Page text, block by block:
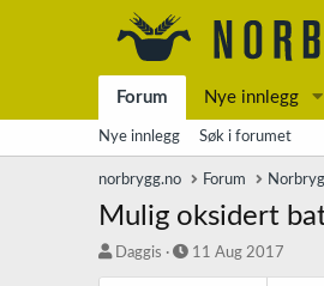
Forum Nye innlegg
Nye innlegg Søk i forumet
norbrygg.no Forum
Mulig oksidert
T
Daggis
S11 Aug 2017